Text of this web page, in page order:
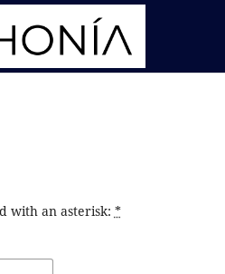
with an asterisk: *